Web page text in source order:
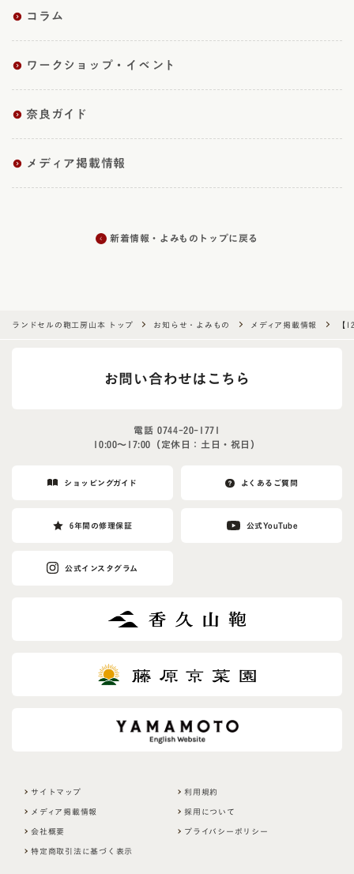
コラム
ワークショップ・イベント
奈良ガイド
メディア掲載情報
新着情報・よみものトップに戻る
ランドセルの鞄工房山本 トップ お知らせ・よみもの メディア掲載情報 【
お問い合わせはこちら
電話0744-20-1771
10:00〜17:00（定休日：土日・祝日）
ショッピングガイド よくあるご質問
6年間の修理保証 公式YouTube
公式インスタグラム
サイトマップ 利用規約
メディア掲載情報 採用について
会社概要 プライバシーポリシー
特定商取引法に基づく表示